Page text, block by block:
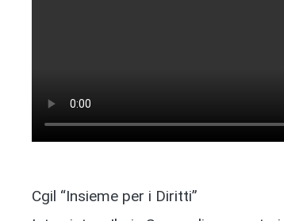
Cgil “Insieme per i Diritti”